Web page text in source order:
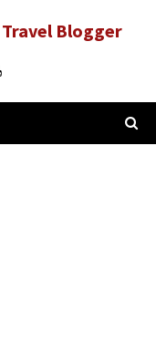
Blogger